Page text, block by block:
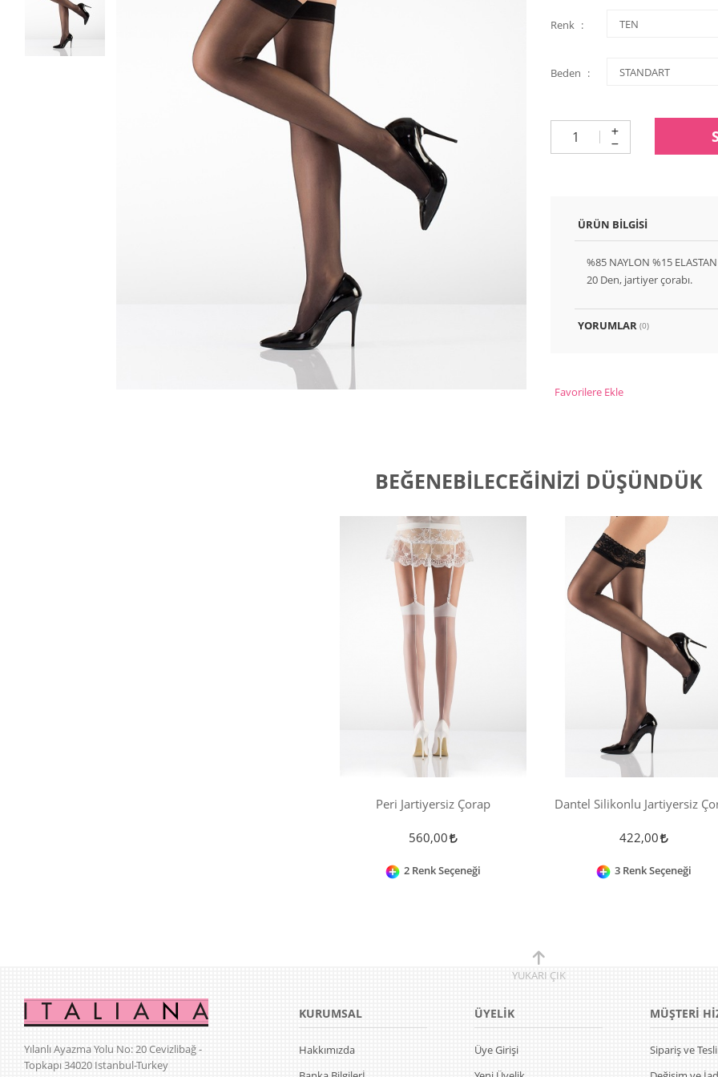
Renk
Beden
ÜRÜN BILGISI
%85 NAYLON %15 ELASTAN
20 Den, jartiyer çorabı.
YORUMLAR (0)
Favorilere Ekle
BEĞENEBILECEĞINIZI DÜŞÜNDÜK
Peri Jartiyersiz Çorap
560,00
2 Renk Seçeneği
Dantel Silikonlu Jartiyersiz
422,00
3 Renk Seçeneği
YUKARI ÇIK
Yılanlı Ayazma Yolu No: 20 Cevizlibağ -
Topkapı 34020 Istanbul-Turkey
KURUMSAL
Hakkımızda
ÜYELİK
Üye Girişi
MÜŞTERİ
Sipariş ve